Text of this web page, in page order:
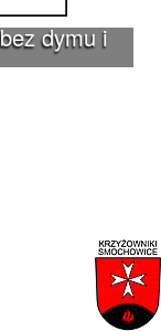
dymu i